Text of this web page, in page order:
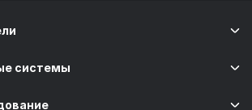
системы